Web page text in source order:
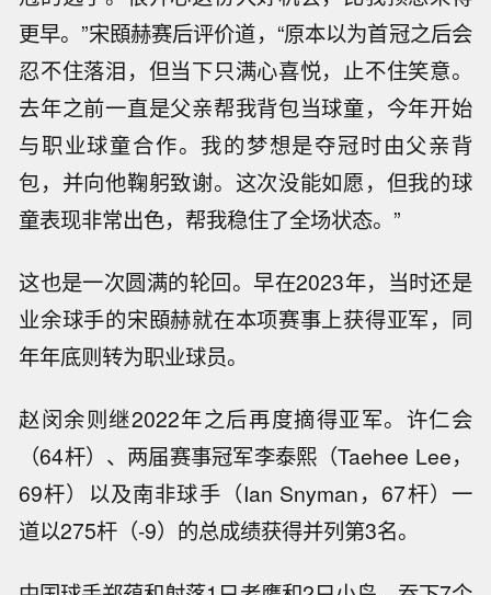
更早。”宋䪸赫赛后评价道，“原本以为首冠之后会
忍不住落泪，但当下只满心喜悦，止不住笑意。
去年之前一直是父亲帮我背包当球童，今年开始
与职业球童合作。我的梦想是夺冠时由父亲背
包，并向他鞠躬致谢。这次没能如愿，但我的球
童表现非常出色，帮我稳住了全场状态。”
这也是一次圆满的轮回。早在2023年，当时还是
业余球手的宋䪸赫就在本项赛事上获得亚军，同
年年底则转为职业球员。
赵闵余则继2022年之后再度摘得亚军。许仁会
（64杆）、两届赛事冠军李泰熙（Taehee Lee，
69杆）以及南非球手（Ian Snyman，67杆）一
道以275杆（-9）的总成绩获得并列第3名。